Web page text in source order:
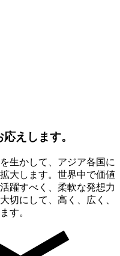
えします。
生かして、アジア各国に
大します。世界中で価値
躍すべく、柔軟な発想力
切にして、高く、広く、
す。